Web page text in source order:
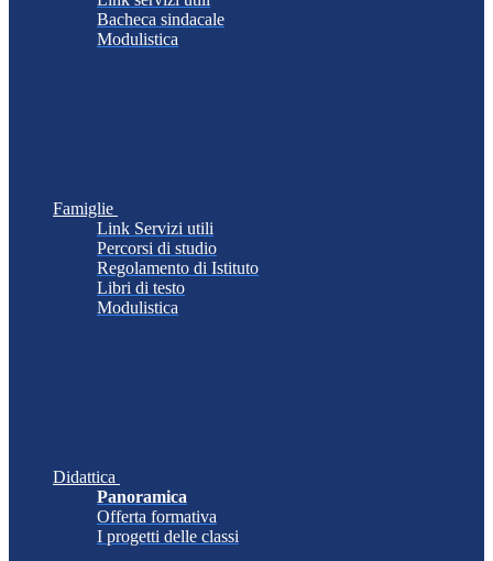
Bacheca sindacale
Modulistica
Famiglie
Link Servizi utili
Percorsi di studio
Regolamento di Istituto
Libri di testo
Modulistica
Didattica
Panoramica
Offerta formativa
I progetti delle classi